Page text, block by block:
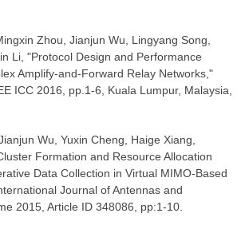
Zhou, Jianjun Wu, Lingyang Song,
Li, "Protocol Design and Performance
Amplify-and-Forward Relay Networks,"
ICC 2016, pp.1-6, Kuala Lumpur, Malaysia,
Wu, Yuxin Cheng, Haige Xiang,
Formation and Resource Allocation
Data Collection in Virtual MIMO-Based
Journal of Antennas and
2015, Article ID 348086, pp:1-10.